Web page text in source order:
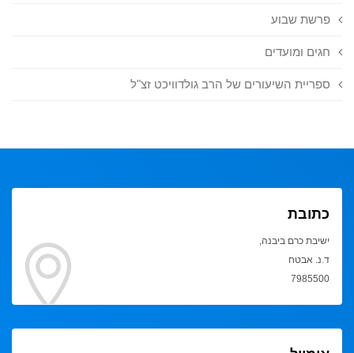
פרשת שבוע
חגים ומועדים
ספריית השיעורים של הרב גולדוויכט זצ"ל
כתובת
ישיבת כרם ביבנה,
ד.נ. אבטח
7985500